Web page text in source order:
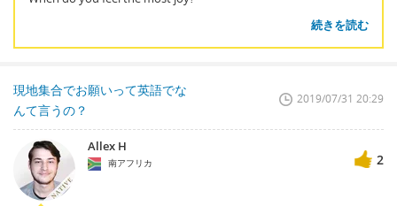
続きを読む
現地集合でお願いって英語でな
んて言うの？
2019/07/31 20:29
Allex H
南アフリカ 2